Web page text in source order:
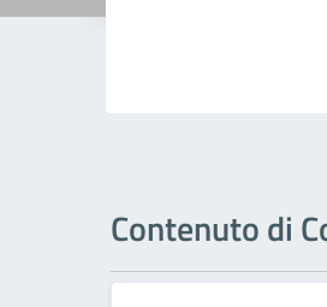
Contenuto di